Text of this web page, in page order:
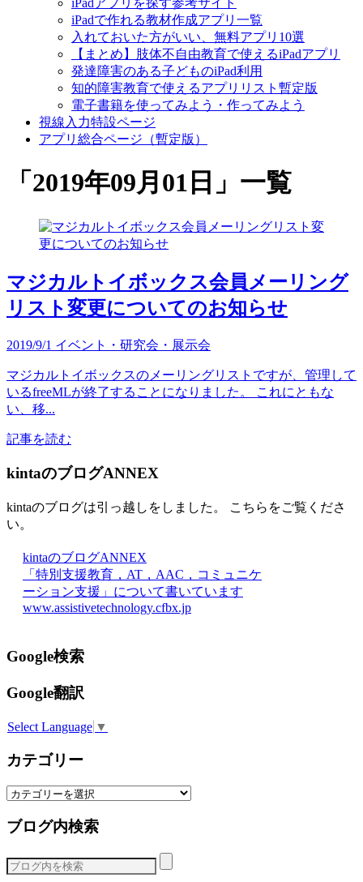
iPadアプリを探す参考サイト
iPadで作れる教材作成アプリ一覧
入れておいた方がいい、無料アプリ10選
【まとめ】肢体不自由教育で使えるiPadアプリ
発達障害のある子どものiPad利用
知的障害教育で使えるアプリリスト暫定版
電子書籍を使ってみよう・作ってみよう
視線入力特設ページ
アプリ総合ページ（暫定版）
「 2019年09月01日 」 一覧
マジカルトイボックス会員メーリング
リスト変更についてのお知らせ
2019/9/1 イベント・研究会・展示会
マジカルトイボックスのメーリングリストですが、管理して
いるfreeMLが終了することになりました。 これにともな
い、移...
記事を読む
kintaのブログANNEX
kintaのブログは引っ越しをしました。 こちらをご覧くださ
い。
kintaのブログANNEX
「特別支援教育，AT，AAC，コミュニケ
ーション支援」について書いています
www.assistivetechnology.cfbx.jp
Google検索
Google翻訳
Select Language ▼
カテゴリー
カ
ゴ
ー
ブログ内検索